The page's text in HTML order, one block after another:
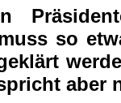
so
aber